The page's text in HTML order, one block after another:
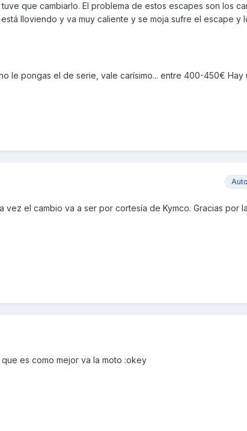
que cambiarlo. El problema de estos escapes son los
lloviendo y va muy caliente y se moja sufre el escape y
le pongas el de serie, vale carísimo... entre 400-450€ Hay
vez el cambio va a ser por cortesía de Kymco. Gracias por la
es como mejor va la moto :okey